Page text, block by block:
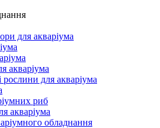
для акваріума
акваріума
рослини для акваріума
риб
акваріума
обладнання